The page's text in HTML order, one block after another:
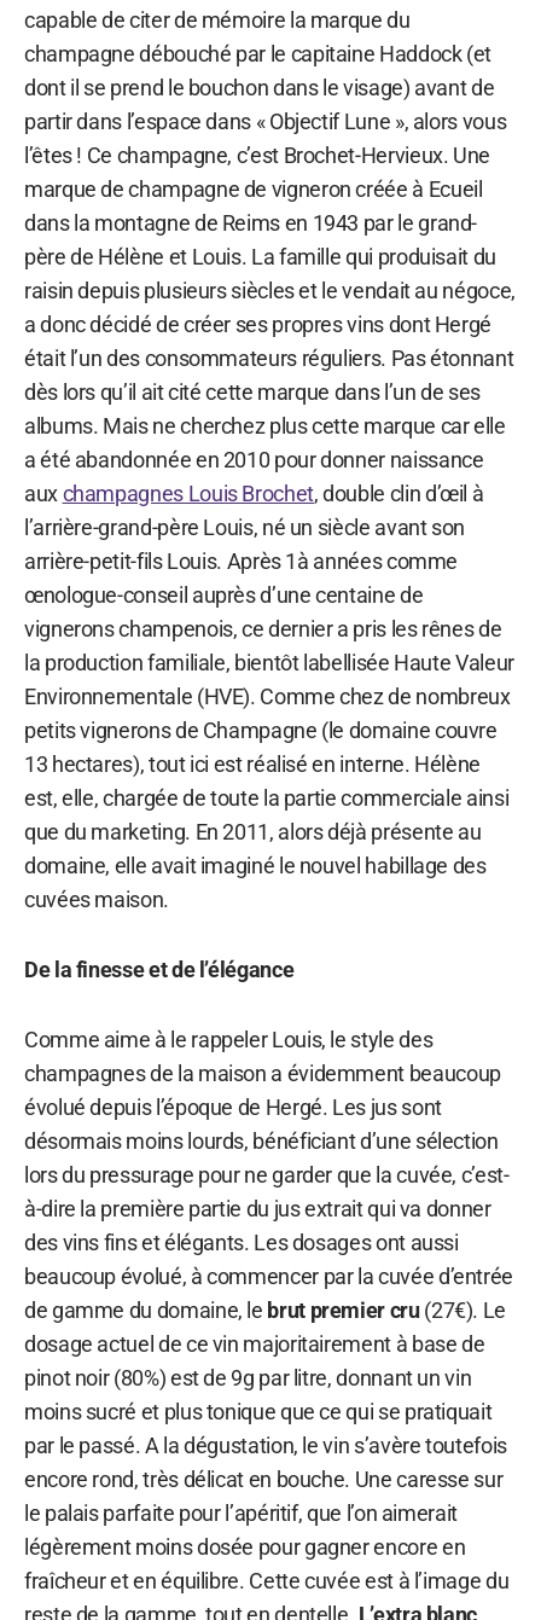
capable de citer de mémoire la marque du
champagne débouché par le capitaine Haddock (et
dont il se prend le bouchon dans le visage) avant de
partir dans l’espace dans « Objectif Lune », alors vous
l’êtes ! Ce champagne, c’est Brochet-Hervieux. Une
marque de champagne de vigneron créée à Ecueil
dans la montagne de Reims en 1943 par le grand-
père de Hélène et Louis. La famille qui produisait du
raisin depuis plusieurs siècles et le vendait au négoce,
a donc décidé de créer ses propres vins dont Hergé
était l’un des consommateurs réguliers. Pas étonnant
dès lors qu’il ait cité cette marque dans l’un de ses
albums. Mais ne cherchez plus cette marque car elle
a été abandonnée en 2010 pour donner naissance
auxchampagnes Louis Brochet, double clin d’œil à
l’arrière-grand-père Louis, né un siècle avant son
arrière-petit-fils Louis. Après 1à années comme
œnologue-conseil auprès d’une centaine de
vignerons champenois, ce dernier a pris les rênes de
la production familiale, bientôt labellisée Haute Valeur
Environnementale (HVE). Comme chez de nombreux
petits vignerons de Champagne (le domaine couvre
13 hectares), tout ici est réalisé en interne. Hélène
est, elle, chargée de toute la partie commerciale ainsi
que du marketing. En 2011, alors déjà présente au
domaine, elle avait imaginé le nouvel habillage des
cuvées maison.
De la finesse et de l’élégance
Comme aime à le rappeler Louis, le style des
champagnes de la maison a évidemment beaucoup
évolué depuis l’époque de Hergé. Les jus sont
désormais moins lourds, bénéficiant d’une sélection
lors du pressurage pour ne garder que la cuvée, c’est-
à-dire la première partie du jus extrait qui va donner
des vins fins et élégants. Les dosages ont aussi
beaucoup évolué, à commencer par la cuvée d’entrée
de gamme du domaine, le brut premier cru(27€). Le
dosage actuel de ce vin majoritairement à base de
pinot noir (80%) est de 9g par litre, donnant un vin
moins sucré et plus tonique que ce qui se pratiquait
par le passé. A la dégustation, le vin s’avère toutefois
encore rond, très délicat en bouche. Une caresse sur
le palais parfaite pour l’apéritif, que l’on aimerait
légèrement moins dosée pour gagner encore en
fraîcheur et en équilibre. Cette cuvée est à l’image du
reste de la gamme, tout en dentelle. L’extra blanc